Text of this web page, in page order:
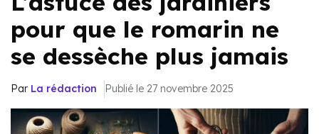
pour que le romarin ne
se dessèche plus jamais
Par La rédaction Publié le 27 novembre 2025